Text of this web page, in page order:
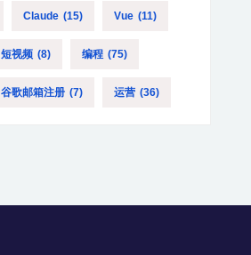
Claude (15) Vue (11)
短视频 (8) 编程 (75)
谷歌邮箱注册 (7) 运营 (36)